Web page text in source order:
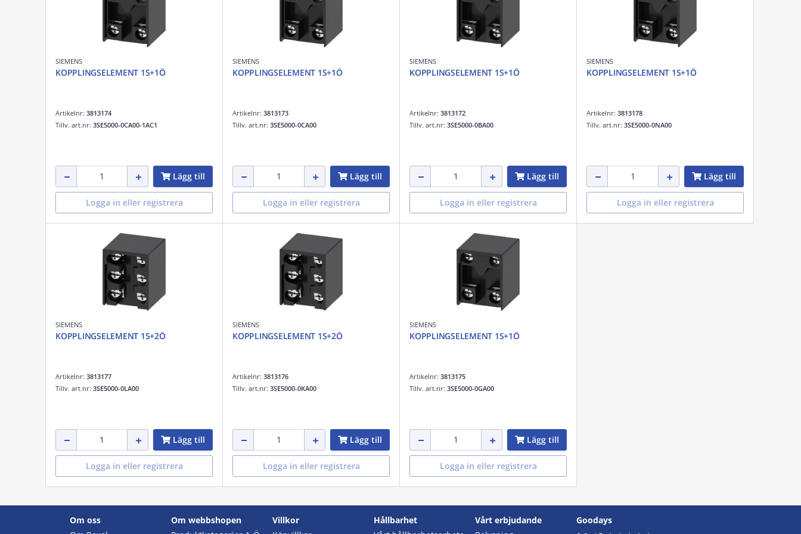
SIEMENS
KOPPLINGSELEMENT 1S+1Ö
Artikelnr: 3813174
Tillv. art.nr: 3SE5000-0CA00-1AC1
Lägg till
Logga in eller registrera
SIEMENS
KOPPLINGSELEMENT 1S+1Ö
Artikelnr: 3813173
Tillv. art.nr: 3SE5000-0CA00
Lägg till
Logga in eller registrera
SIEMENS
KOPPLINGSELEMENT 1S+1Ö
Artikelnr: 3813172
Tillv. art.nr: 3SE5000-0BA00
Lägg till
Logga in eller registrera
SIEMENS
KOPPLINGSELEMENT 1S+1Ö
Artikelnr: 3813178
Tillv. art.nr: 3SE5000-0NA00
Lägg till
Logga in eller registrera
SIEMENS
KOPPLINGSELEMENT 1S+2Ö
Artikelnr: 3813177
Tillv. art.nr: 3SE5000-0LA00
Lägg till
Logga in eller registrera
SIEMENS
KOPPLINGSELEMENT 1S+2Ö
Artikelnr: 3813176
Tillv. art.nr: 3SE5000-0KA00
Lägg till
Logga in eller registrera
SIEMENS
KOPPLINGSELEMENT 1S+1Ö
Artikelnr: 3813175
Tillv. art.nr: 3SE5000-0GA00
Lägg till
Logga in eller registrera
Om oss
Om webbshopen
Villkor
Hållbarhet
Vårt erbjudande
Goodays